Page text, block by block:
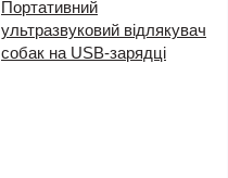
Портативний
ультразвуковий відлякувач
собак на USB-зарядці